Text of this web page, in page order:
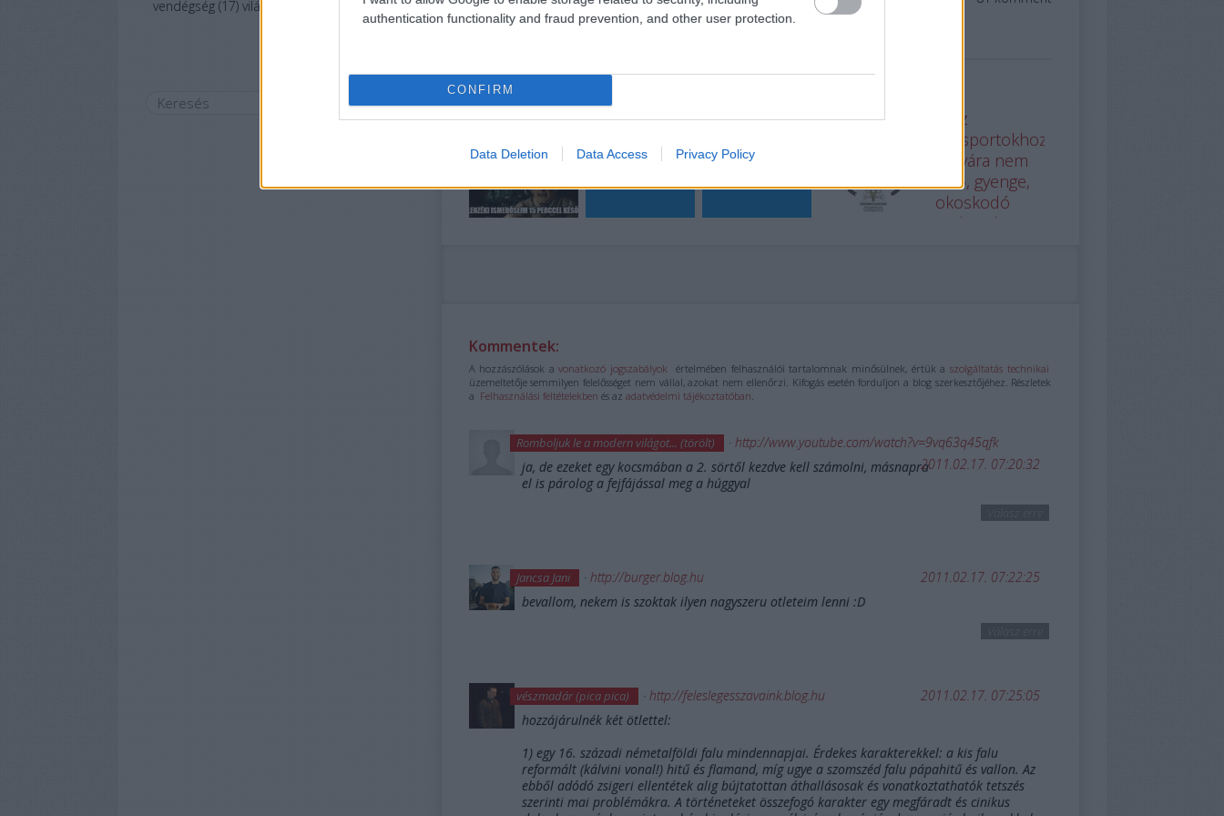
authentication functionality and fraud prevention, and other user protection.
CONFIRM
Data Deletion Data Access Privacy Policy
vendégség (17) világháború voks10 (3) zene
Címkefelhő
keresés
Tetszik 0
Ajánlott bejegyzések:
Kommentek:
A hozzászólások avonatkozó jogszabályok értelmében felhasználói tartalomnak minősülnek, értük a szolgáltatás technikai
üzemeltetője semmilyen felelősséget nem vállal, azokat nem ellenőrzi. Kifogás esetén forduljon a blog szerkesztőjéhez. Részletek
a Felhasználási feltételekben és az adatvédelmi tájékoztatóban.
Romboljuk le a modern világot... (törölt) · http://www.youtube.com/watch?v=9vq63q45qfk
2011.02.17. 07:20:32
ja, de ezeket egy kocsmában a 2. sörtől kezdve kell számolni, másnapra
el is párolog a fejfájással meg a húggyal
Jancsa Jani · http://burger.blog.hu
2011.02.17. 07:22:25
bevallom, nekem is szoktak ilyen nagyszeru otleteim lenni :D
vészmadár (pica pica) · http://feleslegesszavaink.blog.hu
2011.02.17. 07:25:05
hozzájárulnék két ötlettel:
1) egy 16. századi németalföldi falu mindennapjai. Érdekes karakterekkel: a kis falu
reformált (kálvini vonal!) hitű és flamand, míg ugye a szomszéd falu pápahitű és vallon. Az
ebből adódó zsigeri ellentétek alig bújtatottan áthallásosak és vonatkoztathatók tetszés
szerinti mai problémákra. A történeteket összefogó karakter egy megfáradt és cinikus